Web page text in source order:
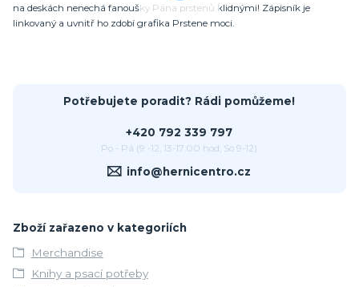
na deskách nenechá fanoušky Pána prstenů klidnými! Zápisník je
linkovaný a uvnitř ho zdobí grafika Prstene moci.
Potřebujete poradit? Rádi pomůžeme!
+420 792 339 797
Po - Pá (9 -12, 13-17:00 hod, So 9-12)
info@hernicentro.cz
Zboží zařazeno v kategoriích
Merchandise
Knihy a psací potřeby